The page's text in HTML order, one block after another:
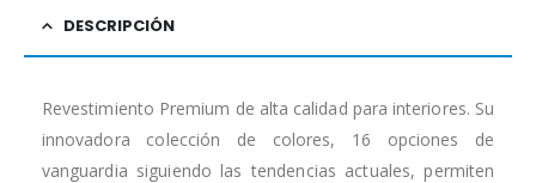
DESCRIPCIÓN
Revestimiento Premium de alta calidad para interiores. Su
innovadora colección de colores, 16 opciones de
vanguardia siguiendo las tendencias actuales, permiten